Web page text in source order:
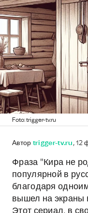
Foto: trigger-tv.ru
Автор trigger-tv.ru , 12
Фраза "Кира не
популярной в
благодаря
вышел на экраны
Этот сериал, в